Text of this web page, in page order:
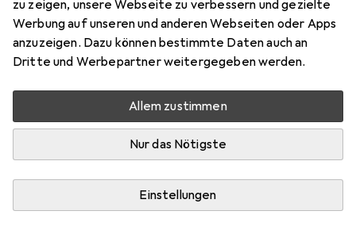
zu zeigen, unsere Webseite zu verbessern und gezielte
Werbung auf unseren und anderen Webseiten oder Apps
anzuzeigen. Dazu können bestimmte Daten auch an
Dritte und Werbepartner weitergegeben werden.
Allem zustimmen
Nur das Nötigste
Einstellungen
Bewertungen Marke
Mehr von Dipos
Mehr als 10 Stück an Lager beim Drittanbieter
Lieferort angeben für genaue Lieferzeit
EcultorDE